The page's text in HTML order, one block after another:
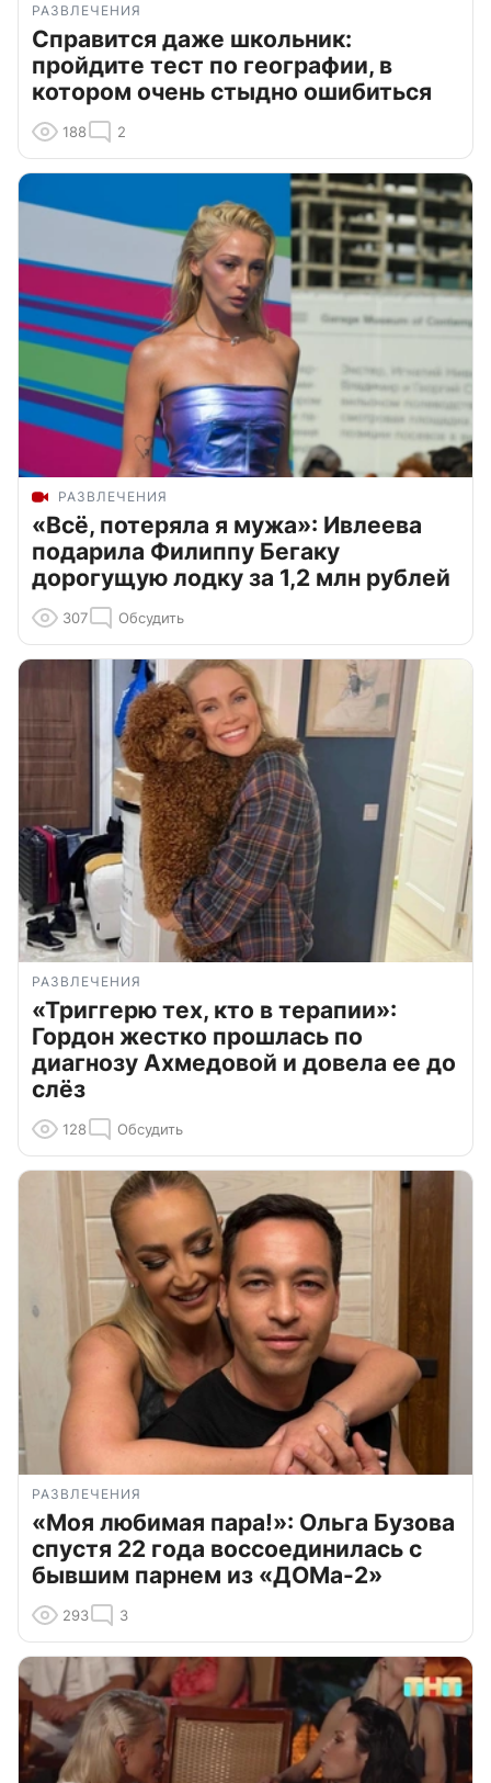
РАЗВЛЕЧЕНИЯ
Справится даже школьник:
пройдите тест по географии, в
котором очень стыдно ошибиться
188 2
РАЗВЛЕЧЕНИЯ
«Всё, потеряла я мужа»: Ивлеева
подарила Филиппу Бегаку
дорогущую лодку за 1,2 млн рублей
307 Обсудить
РАЗВЛЕЧЕНИЯ
«Триггерю тех, кто в терапии»:
Гордон жестко прошлась по
диагнозу Ахмедовой и довела ее до
слёз
128 Обсудить
РАЗВЛЕЧЕНИЯ
«Моя любимая пара!»: Ольга Бузова
спустя 22 года воссоединилась с
бывшим парнем из «ДОМа-2»
293 3